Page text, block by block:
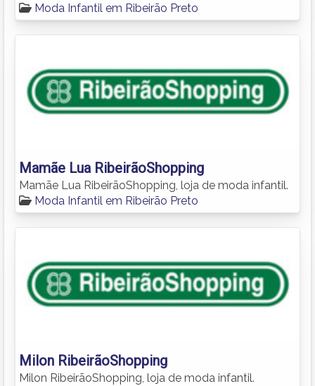
Moda Infantil em Ribeirão Preto
Mamãe Lua RibeirãoShopping
Mamãe Lua RibeirãoShopping, loja de moda infantil.
Moda Infantil em Ribeirão Preto
Milon RibeirãoShopping
Milon RibeirãoShopping, loja de moda infantil.